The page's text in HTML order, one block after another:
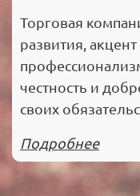
Торговая
развития,
честность и
своих
Подробнее